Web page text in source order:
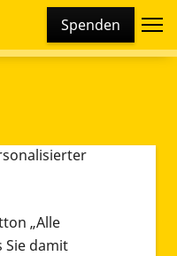
Spenden
Cookies und
Cookies und
„Alle
Sie damit